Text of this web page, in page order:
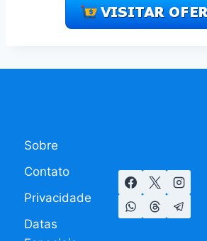
Sobre
Contato
Privacidade
Datas